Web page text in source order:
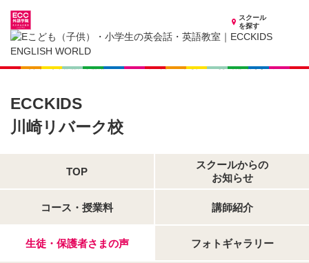
スクール
を探す
神奈川県の子供英会話・英語教室
子供（小学生）英会話・英語教室 ECCKIDS 川崎リバーク校
生徒・保護者さまの声
ECCKIDS
川崎リバーク校
TOP
スクールからの
お知らせ
コース・授業料 講師紹介
生徒・保護者さまの声 フォトギャラリー